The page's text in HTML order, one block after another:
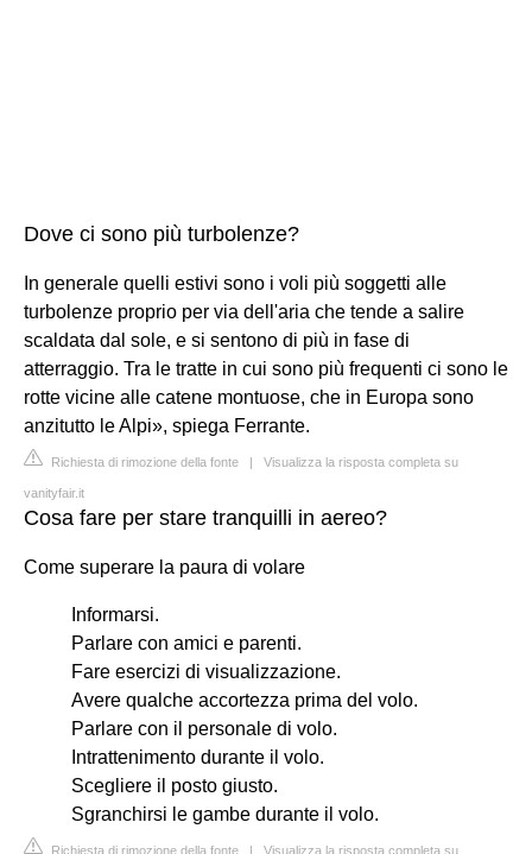
Dove ci sono più turbolenze?
In generale quelli estivi sono i voli più soggetti alle
turbolenze proprio per via dell'aria che tende a salire
scaldata dal sole, e si sentono di più in fase di
atterraggio. Tra le tratte in cui sono più frequenti ci sono le
rotte vicine alle catene montuose, che in Europa sono
anzitutto le Alpi», spiega Ferrante.
Richiesta di rimozione della fonte | Visualizza la risposta completa su
vanityfair.it
Cosa fare per stare tranquilli in aereo?
Come superare la paura di volare
Informarsi.
Parlare con amici e parenti.
Fare esercizi di visualizzazione.
Avere qualche accortezza prima del volo.
Parlare con il personale di volo.
Intrattenimento durante il volo.
Scegliere il posto giusto.
Sgranchirsi le gambe durante il volo.
Richiesta di rimozione della fonte | Visualizza la risposta completa su